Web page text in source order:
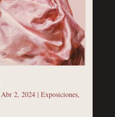
Abr 2, 2024| Exposiciones,